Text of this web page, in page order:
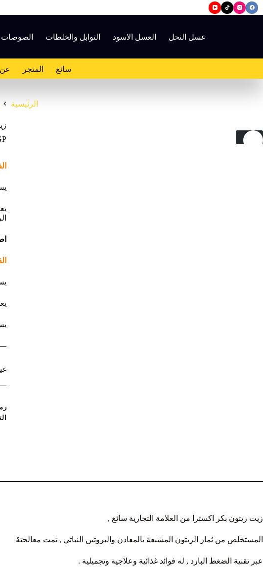
التجاوز
إلى
عسل النحل
العسل الاسود التوابل والخلطات الصوصات
سائغ المتجر
الرئيسية
نفذ
زيت زيتون بكر اكسترا من العلامة التجارية سائغ ,
المستخلص من ثمار الزيتون المشبعة بالمعادن والبروتين النباتي , تمت معالجتهُ
عبر تقنية الضغط البارد , له فوائد غذائية وعلاجية وتجميلية .